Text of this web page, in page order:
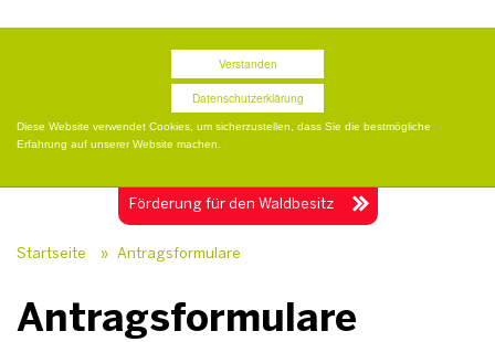
Verstanden
Datenschutzerklärung
Diese Website verwendet Cookies, um sicherzustellen, dass Sie die bestmögliche
Erfahrung auf unserer Website machen.
Förderung fürden Waldbesitz
Startseite » Antragsformulare
Antragsformulare